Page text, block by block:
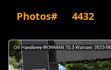
Photos# 4432